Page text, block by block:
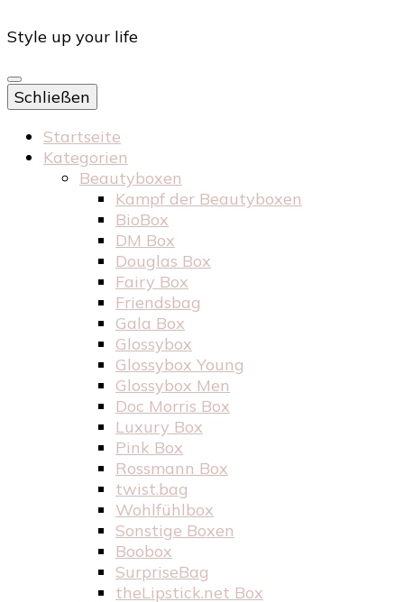
Style up your life
Schließen
Startseite
Kategorien
Beautyboxen
Kampf der Beautyboxen
BioBox
DM Box
Douglas Box
Fairy Box
Friendsbag
Gala Box
Glossybox
Glossybox Young
Glossybox Men
Doc Morris Box
Luxury Box
Pink Box
Rossmann Box
twist.bag
Wohlfühlbox
Sonstige Boxen
Boobox
SurpriseBag
theLipstick.net Box